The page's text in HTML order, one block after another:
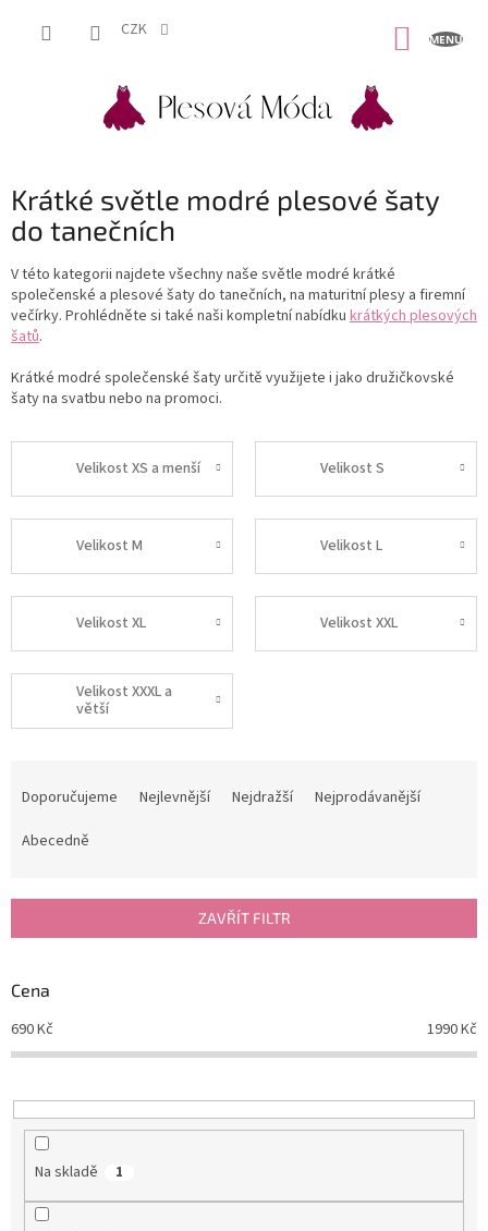
CZK
Krátké světle modré plesové šaty
do tanečních
V této kategorii najdete všechny naše světle modré krátké
společenské a plesové šaty do tanečních, na maturitní plesy a firemní
večírky. Prohlédněte si také naši kompletní nabídku krátkých plesových
šatů.
Krátké modré společenské šaty určitě využijete i jako družičkovské
šaty na svatbu nebo na promoci.
Velikost XS a menší Velikost S
Velikost M Velikost L
Velikost XL Velikost XXL
Velikost XXXL a
větší
r
d
k
t
Doporučujeme Nejlevnější Nejdražší
Nejprodávanější
Abecedně
ZAVŘÍT FILTR
Cena
690Kč 1990Kč
Na skladě 1